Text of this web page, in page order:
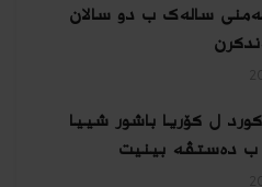
سالەک ب دو سالان
ل کۆریا باشور شییا
ب دەستڤە بینیت